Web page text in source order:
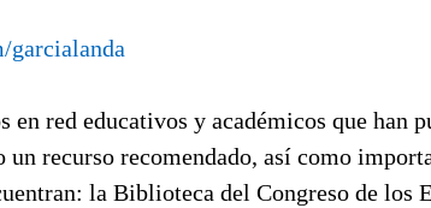
en red educativos y académicos que han
recurso recomendado, así como
la Biblioteca del Congreso de los